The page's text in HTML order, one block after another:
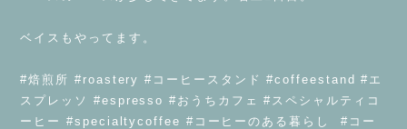
ベイスもやってます。
#焙煎所 #roastery #コーヒースタンド #coffeestand #エ
スプレッソ #espresso #おうちカフェ #スペシャルティコ
ーヒー #specialtycoffee #コーヒーのある暮らし #コー